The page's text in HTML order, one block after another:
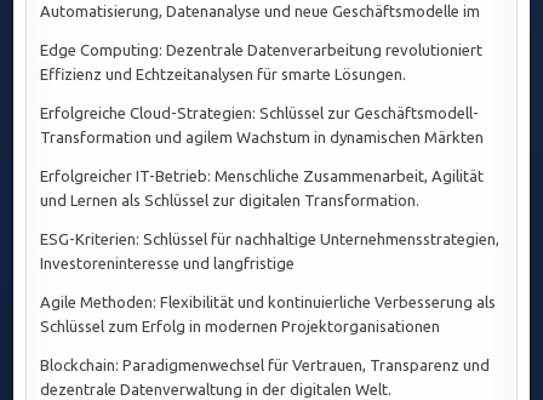
Automatisierung, Datenanalyse und neue Geschäftsmodelle im
Edge Computing: Dezentrale Datenverarbeitung revolutioniert
Effizienz und Echtzeitanalysen für smarte Lösungen.
Erfolgreiche Cloud-Strategien: Schlüssel zur Geschäftsmodell-
Transformation und agilem Wachstum in dynamischen Märkten
Erfolgreicher IT-Betrieb: Menschliche Zusammenarbeit, Agilität
und Lernen als Schlüssel zur digitalen Transformation.
ESG-Kriterien: Schlüssel für nachhaltige Unternehmensstrategien,
Investoreninteresse und langfristige
Agile Methoden: Flexibilität und kontinuierliche Verbesserung als
Schlüssel zum Erfolg in modernen Projektorganisationen
Blockchain: Paradigmenwechsel für Vertrauen, Transparenz und
dezentrale Datenverwaltung in der digitalen Welt.